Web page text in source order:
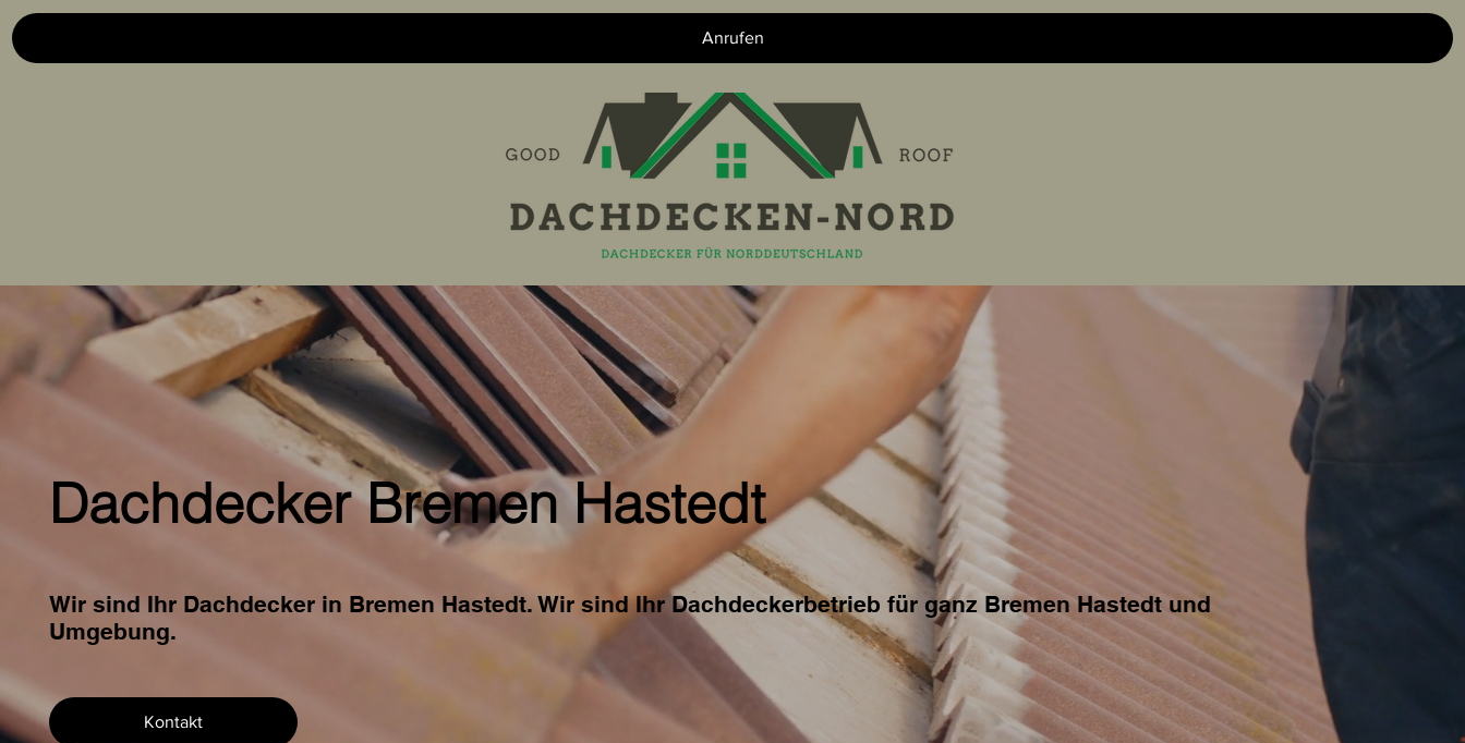
Anrufen
Dachdecker Bremen Hastedt
Wir sind Ihr Dachdecker in Bremen Hastedt. Wir sind Ihr Dachdeckerbetrieb für ganz Bremen Hastedt und
Umgebung.
Kontakt